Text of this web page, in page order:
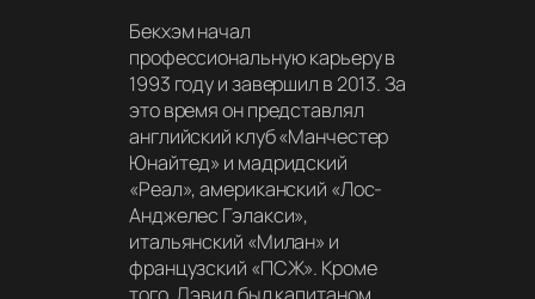
Бекхэм начал
профессиональную карьеру в
1993 году и завершил в 2013. За
это время он представлял
английский клуб «Манчестер
Юнайтед» и мадридский
«Реал», американский «Лос-
Анджелес Гэлакси»,
итальянский «Милан» и
французский «ПСЖ». Кроме